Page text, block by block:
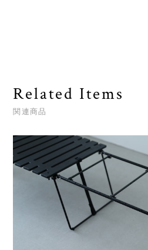
Related Items
関連商品